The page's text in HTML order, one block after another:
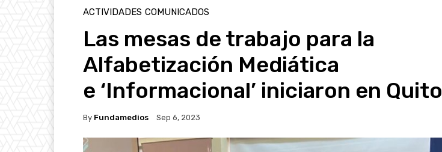
ACTIVIDADES COMUNICADOS
Las mesas de trabajo para la
Alfabetización Mediática
e ‘Informacional’ iniciaron en Quito
By Fundamedios Sep 6, 2023